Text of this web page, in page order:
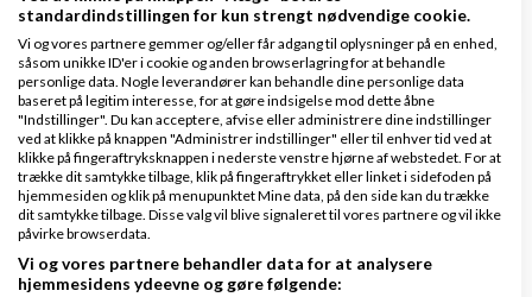
Svar
Side 1 ud af 1 (6 indlæg)
standardindstillingen for kun strengt nødvendige cookie.
Vi og vores partnere gemmer og/eller får adgang til oplysninger på en enhed,
såsom unikke ID'er i cookie og anden browserlagring for at behandle
personlige data. Nogle leverandører kan behandle dine personlige data
baseret på legitim interesse, for at gøre indsigelse mod dette åbne
"Indstillinger". Du kan acceptere, afvise eller administrere dine indstillinger
ved at klikke på knappen "Administrer indstillinger" eller til enhver tid ved at
klikke på fingeraftryksknappen i nederste venstre hjørne af webstedet. For at
trække dit samtykke tilbage, klik på fingeraftrykket eller linket i sidefoden på
hjemmesiden og klik på menupunktet Mine data, på den side kan du trække
dit samtykke tilbage. Disse valg vil blive signaleret til vores partnere og vil ikke
påvirke browserdata.
Vi og vores partnere behandler data for at analysere
hjemmesidens ydeevne og gøre følgende: